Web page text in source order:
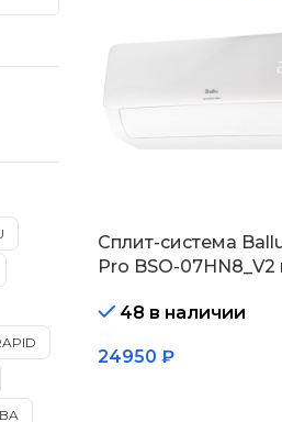
Сплит-система
Pro BSO-07HN8_V2
48 в наличии
24950 ₽